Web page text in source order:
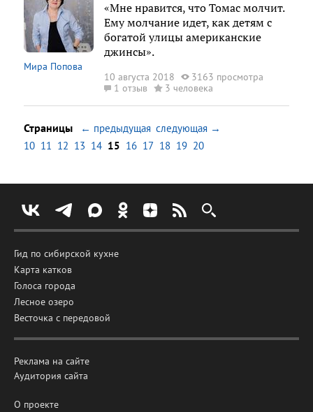
Мира Попова
«Мне нравится, что Томас молчит.
Ему молчание идет, как детям с
богатой улицы американские
джинсы».
10 августа 2018
3163 просмотра
1 отзыв
3 человека
Страницы ← предыдущая следующая →
10 11 12 13 14 15 16 17 18 19 20
Гид по сибирской кухне
Карта катков
Голоса города
Лесное озеро
Весточка с передовой
Реклама на сайте
Аудитория сайта
О проекте